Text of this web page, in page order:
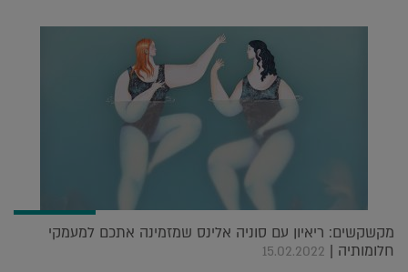
מקשקשים: ריאיון עם סוניה אלינס שמזמינה אתכם למעמקי
חלומותיה | 15.02.2022